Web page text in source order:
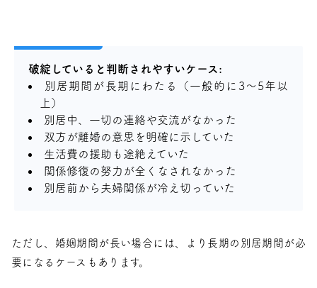
破綻していると判断されやすいケース:
別居期間が長期にわたる（一般的に3～5年以
上）
別居中、一切の連絡や交流がなかった
双方が離婚の意思を明確に示していた
生活費の援助も途絶えていた
関係修復の努力が全くなされなかった
別居前から夫婦関係が冷え切っていた
ただし、婚姻期間が長い場合には、より長期の別居期間が必
要になるケースもあります。